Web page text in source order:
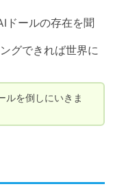
ドールの存在を聞
グできれば世界に
ルを倒しにいきま